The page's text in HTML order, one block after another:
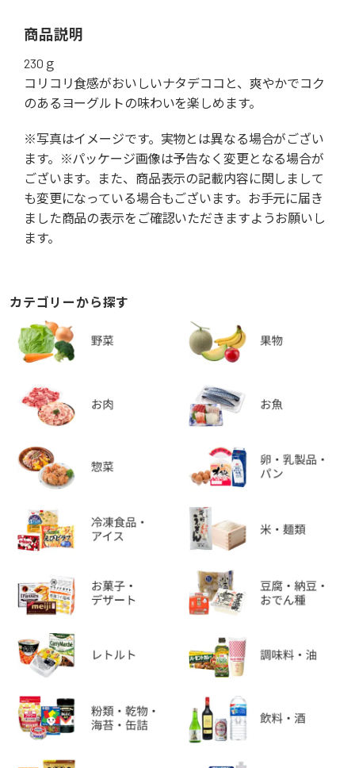
商品説明
230ｇ
コリコリ食感がおいしいナタデココと、爽やかでコク
のあるヨーグルトの味わいを楽しめます。
※写真はイメージです。実物とは異なる場合がござい
ます。※パッケージ画像は予告なく変更となる場合が
ございます。また、商品表示の記載内容に関しまして
も変更になっている場合もございます。お手元に届き
ました商品の表示をご確認いただきますようお願いし
ます。
カテゴリーから探す